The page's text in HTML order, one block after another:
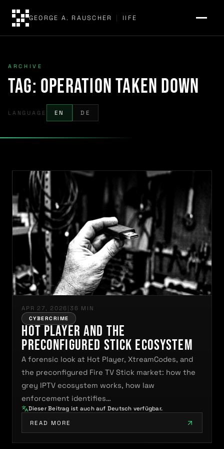
GEORGE A. RAUSCHER | IIFE
ARCHIVE
Tag: Operation Taken Down
LANGUAGE EN DE
APR 27, 2026 | 36 MIN
CYBERCRIME
Hot Player and the
Preconfigured Stick Ecosystem
A forensic look at Hot Player, XtreamCodes, and
the preconfigured Fire TV Stick market: how the
grey IPTV ecosystem works, how law
enforcement identifies…
Dieser Beitrag ist auch auf Deutsch verfügbar.
READ MORE